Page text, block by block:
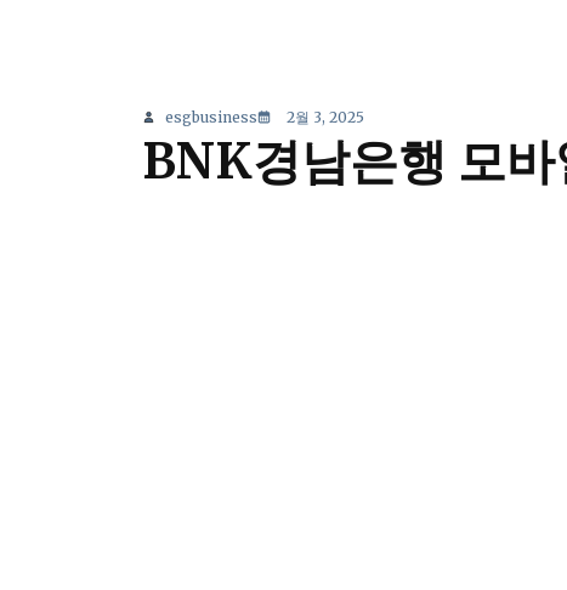
esgbusiness 2월 3, 2025
BNK경남은행 모바